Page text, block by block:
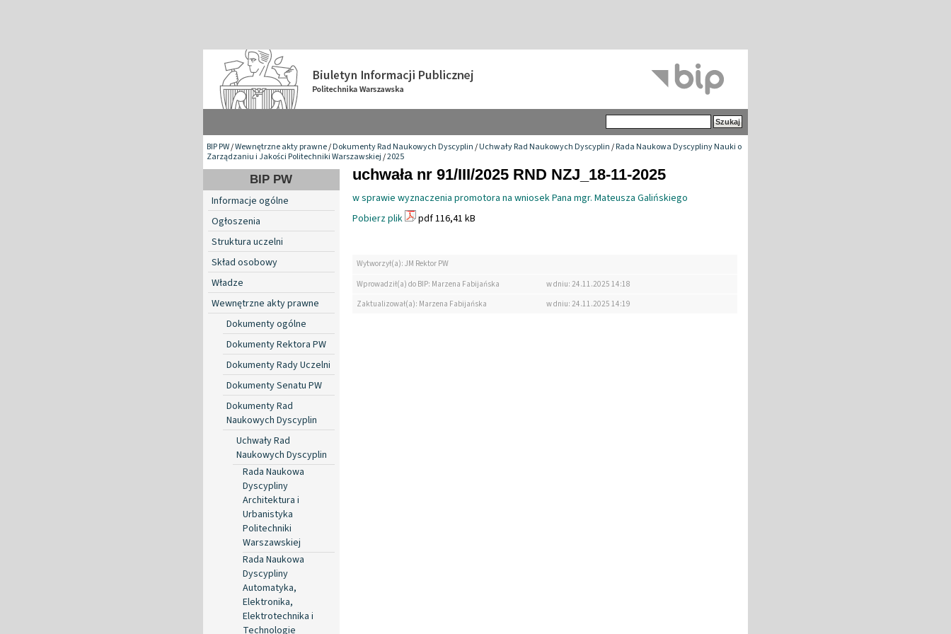
BIP PW/Wewnętrzne akty prawne/Dokumenty Rad Naukowych Dyscyplin/Uchwały Rad Naukowych Dyscyplin/Rada Naukowa Dyscypliny Nauki o
Zarządzaniu i Jakości Politechniki Warszawskiej/2025
BIP PW
Informacje ogólne
Ogłoszenia
Struktura uczelni
Skład osobowy
Władze
Wewnętrzne akty prawne
Dokumenty ogólne
Dokumenty Rektora PW
Dokumenty Rady Uczelni
Dokumenty Senatu PW
Dokumenty Rad
Naukowych Dyscyplin
Uchwały Rad
Naukowych Dyscyplin
Rada Naukowa
Dyscypliny
Architektura i
Urbanistyka
Politechniki
Warszawskiej
Rada Naukowa
Dyscypliny
Automatyka,
Elektronika,
Elektrotechnika i
Technologie
uchwała nr 91/III/2025 RND NZJ_18-11-2025
w sprawie wyznaczenia promotora na wniosek Pana mgr. Mateusza Galińskiego
Pobierz plik
pdf 116,41 kB
Wytworzył(a): JM Rektor PW
Wprowadził(a) do BIP: Marzena Fabijańska
w dniu: 24.11.2025 14:18
Zaktualizował(a): Marzena Fabijańska
w dniu: 24.11.2025 14:19